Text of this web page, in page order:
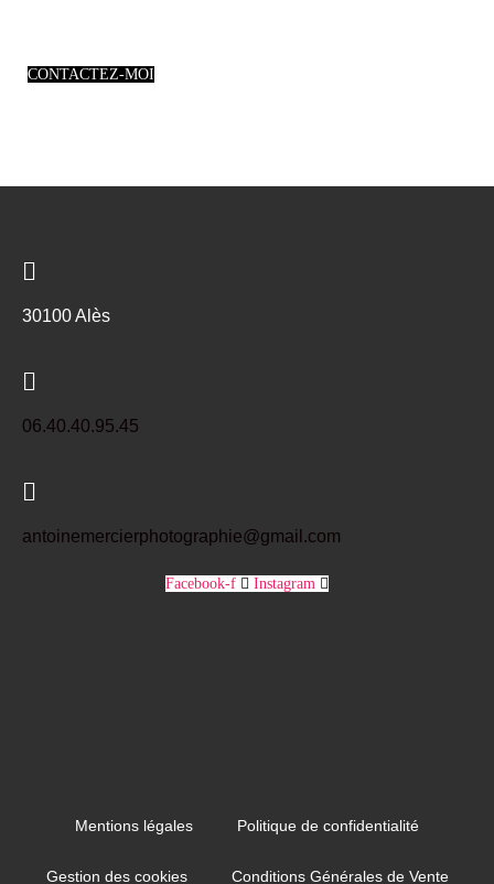
CONTACTEZ-MOI
30100 Alès
06.40.40.95.45
antoinemercierphotographie@gmail.com
Facebook-f Instagram
Mentions légales Politique de confidentialité
Gestion des cookies Conditions Générales de Vente